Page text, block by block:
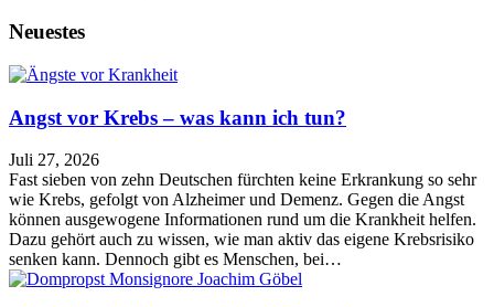
Neuestes
Angst vor Krebs – was kann ich tun?
Juli 27, 2026
Fast sieben von zehn Deutschen fürchten keine Erkrankung so sehr
wie Krebs, gefolgt von Alzheimer und Demenz. Gegen die Angst
können ausgewogene Informationen rund um die Krankheit helfen.
Dazu gehört auch zu wissen, wie man aktiv das eigene Krebsrisiko
senken kann. Dennoch gibt es Menschen, bei…